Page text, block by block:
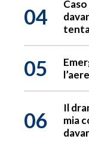
04
05
06
Il
mia